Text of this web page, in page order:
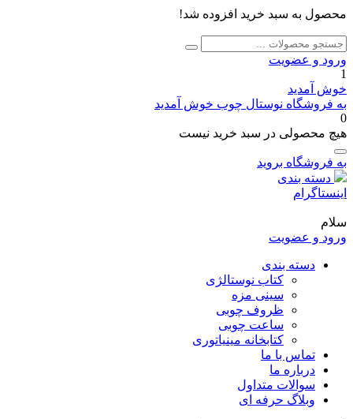
محصول به سبد خرید افزوده شد!
جستجو
برای:
جستجو
ورود و عضویت
1
خوش آمدید
به فروشگاه نوستال چوب خوش آمدید
0
هیچ محصولی در سبد خرید نیست
به فروشگاه بروید
دسته بندی
اینستاگرام
سلام
ورود و عضویت
دسته بندی
کتاب نوستالژی
سینی مزه
ظروف چوبی
ساعت چوبی
کتابخانه مینیاتوری
تماس با ما
درباره ما
سوالات متداول
وبلاگ حرفه ای